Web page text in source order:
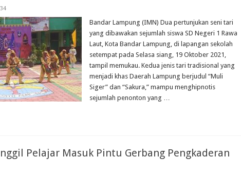
Bandar Lampung (IMN) Dua pertunjukan seni tari
yang dibawakan sejumlah siswa SD Negeri 1 Rawa
Laut, Kota Bandar Lampung, di lapangan sekolah
setempat pada Selasa siang, 19 Oktober 2021,
tampil memukau. Kedua jenis tari tradisional yang
menjadi khas Daerah Lampung berjudul “Muli
Siger” dan “Sakura,” mampu menghipnotis
sejumlah penonton yang …
Pelajar Masuk Pintu Gerbang Pengkaderan